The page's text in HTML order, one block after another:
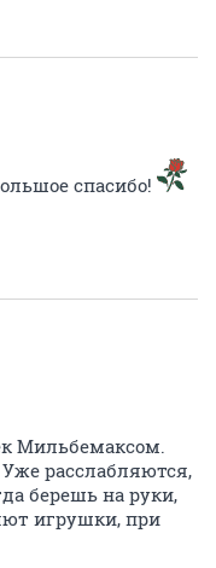
и кастрация
Марта,
(на ее
сестра мужа),
Пегаса.
первую
то и Пегасу
- котяткам, Фее и
время
В общем, все это
голова
желание и